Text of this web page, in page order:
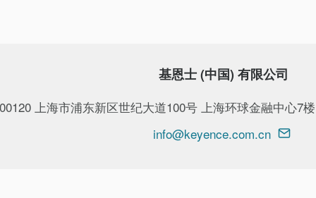
基恩士 (中国) 有限公司
上海市浦东新区世纪大道100号 上海环球金融中心7楼
info@keyence.com.cn